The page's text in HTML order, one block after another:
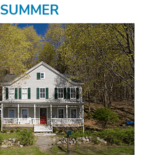
SUMMER